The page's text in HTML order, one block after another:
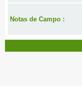
Notas de Campo :